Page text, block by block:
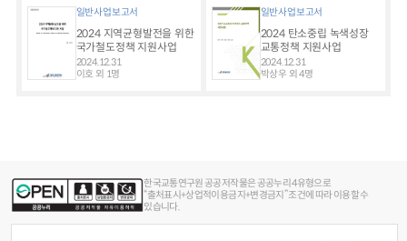
일반사업보고서
2024 지역균형발전을 위한
국가철도정책 지원사업
2024.12.31
이호 외 1명
일반사업보고서
2024 탄소중립 녹색성장
교통정책 지원사업
2024.12.31
박상우 외 4명
한국교통연구원 공공저작물은 공공누리 4유형으로
“출처표시+상업적이용금지+변경금지” 조건에 따라 이용할 수
있습니다.